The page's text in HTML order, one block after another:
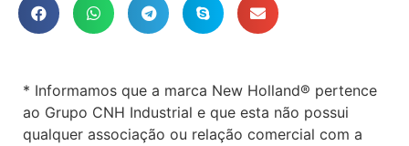
* Informamos que a marca New Holland® pertence
ao Grupo CNH Industrial e que esta não possui
qualquer associação ou relação comercial com a